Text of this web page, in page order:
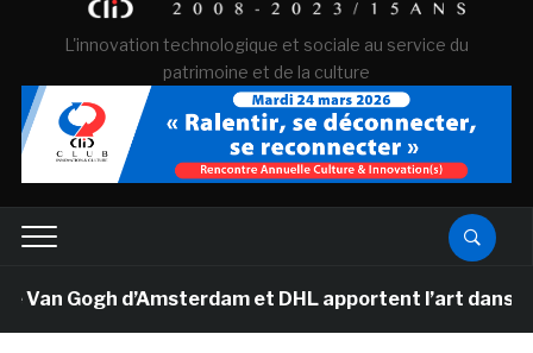
L'innovation technologique et sociale au service du
patrimoine et de la culture
Van Gogh d’Amsterdam et DHL apportent l’art dans